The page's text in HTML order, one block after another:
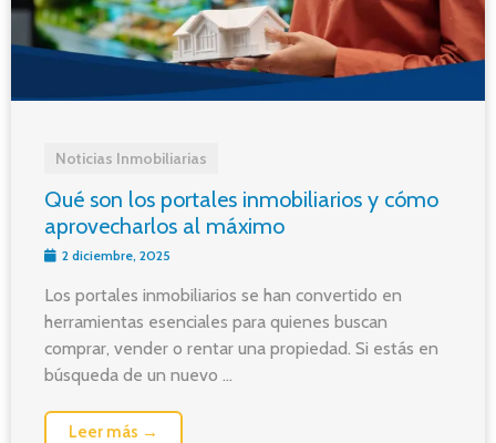
Noticias Inmobiliarias
Qué son los portales inmobiliarios y cómo
aprovecharlos al máximo
2 diciembre, 2025
Los portales inmobiliarios se han convertido en
herramientas esenciales para quienes buscan
comprar, vender o rentar una propiedad. Si estás en
búsqueda de un nuevo ...
Leer más →